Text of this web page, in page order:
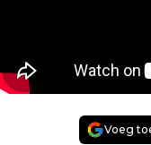
Voeg